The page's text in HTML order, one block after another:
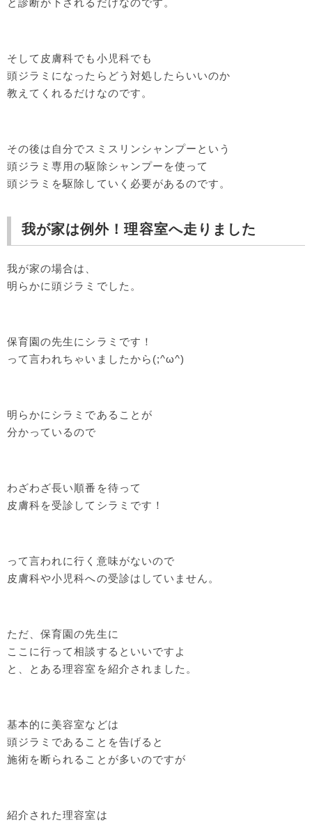
と診断が下されるだけなのです。
そして皮膚科でも小児科でも
頭ジラミになったらどう対処したらいいのか
教えてくれるだけなのです。
その後は自分でスミスリンシャンプーという
頭ジラミ専用の駆除シャンプーを使って
頭ジラミを駆除していく必要があるのです。
我が家は例外！理容室へ走りました
我が家の場合は、
明らかに頭ジラミでした。
保育園の先生にシラミです！
って言われちゃいましたから(;^ω^)
明らかにシラミであることが
分かっているので
わざわざ長い順番を待って
皮膚科を受診してシラミです！
って言われに行く意味がないので
皮膚科や小児科への受診はしていません。
ただ、保育園の先生に
ここに行って相談するといいですよ
と、とある理容室を紹介されました。
基本的に美容室などは
頭ジラミであることを告げると
施術を断られることが多いのですが
紹介された理容室は